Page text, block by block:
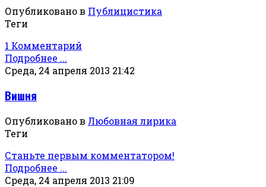
Опубликовано в Публицистика
Теги
1 Комментарий
Подробнее ...
Среда, 24 апреля 2013 21:42
Вишня
Опубликовано в Любовная лирика
Теги
Станьте первым комментатором!
Подробнее ...
Среда, 24 апреля 2013 21:09